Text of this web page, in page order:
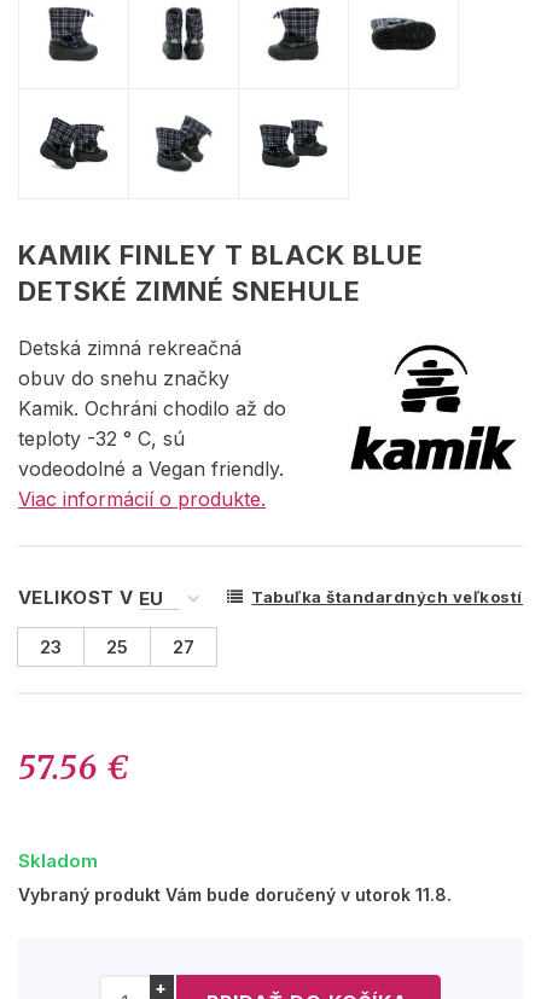
KAMIK FINLEY T BLACK BLUE
DETSKÉ ZIMNÉ SNEHULE
Detská zimná rekreačná
obuv do snehu značky
Kamik. Ochráni chodilo až do
teploty -32 ° C, sú
vodeodolné a Vegan friendly.
Viac informácií o produkte.
VELIKOST V Tabuľka štandardných veľkostí
23 25 27
57.56 €
Skladom
Vybraný produkt Vám bude doručený v utorok 11.8.
+